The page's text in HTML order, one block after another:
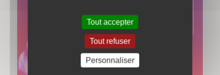
Tout accepter
Tout refuser
Personnaliser